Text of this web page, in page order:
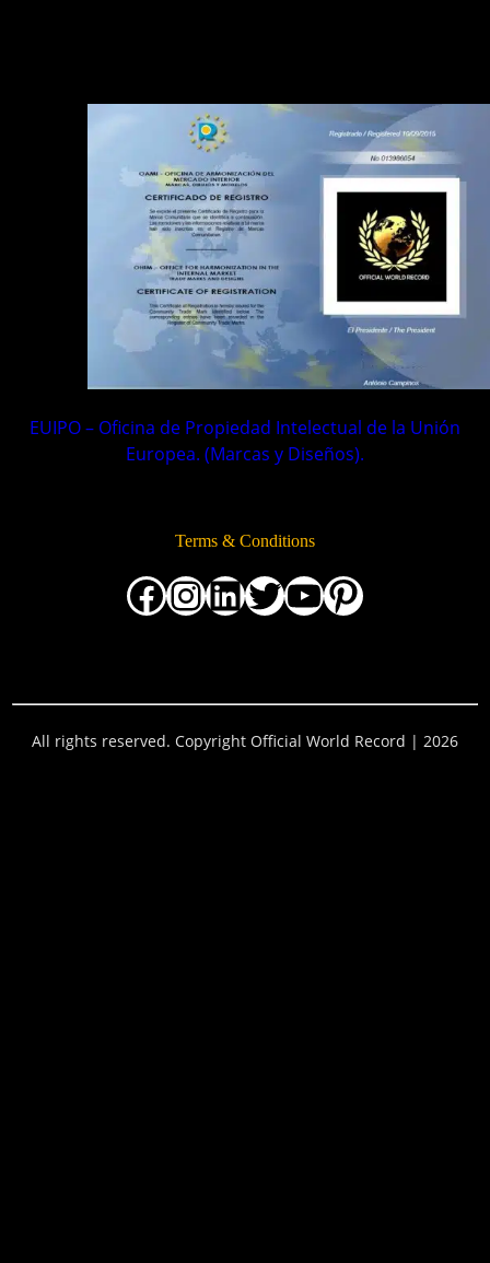
EUIPO – Oficina de Propiedad Intelectual de la Unión
Europea. (Marcas y Diseños).
Terms & Conditions
Facebook
Instagram
LinkedIn
Twitter
YouTube
Pinterest
All rights reserved. Copyright Official World Record | 2026